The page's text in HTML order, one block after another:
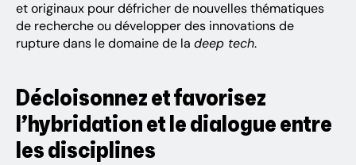
et originaux pour défricher de nouvelles thématiques
de recherche ou développer des innovations de
rupture dans le domaine de la deep tech.
Décloisonnez et favorisez
l’hybridation et le dialogue entre
les disciplines